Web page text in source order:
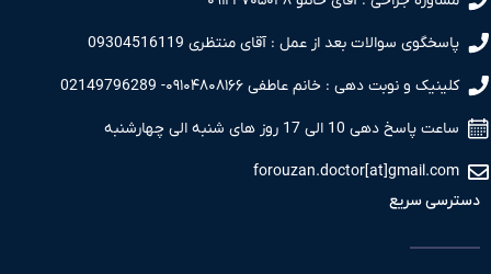
سوالات بعد از عمل : آقای منتظری 09304516119
و نوبت دهی : خانم عاطفی ۰۹۱۰۴۸۰۸۱۶۶- 02149796289
دهی 10 الی 17 روز های شنبه الی چهارشنبه
سریع